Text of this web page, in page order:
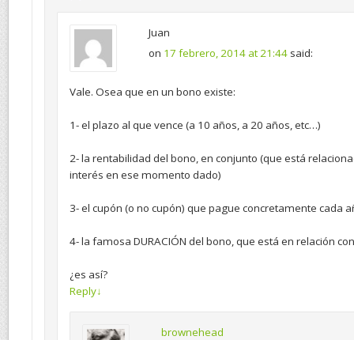
Juan
on 17 febrero, 2014 at 21:44 said:
Vale. Osea que en un bono existe:
1- el plazo al que vence (a 10 años, a 20 años, etc…)
2- la rentabilidad del bono, en conjunto (que está
interés en ese momento dado)
3- el cupón (o no cupón) que pague concretamente cada
4- la famosa DURACIÓN del bono, que está en relación
¿es así?
Reply↓
brownehead